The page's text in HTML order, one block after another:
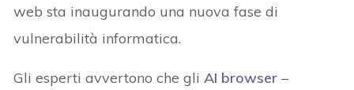
web sta inaugurando una nuova fase di
vulnerabilità informatica.
Gli esperti avvertono che gliAI browser –